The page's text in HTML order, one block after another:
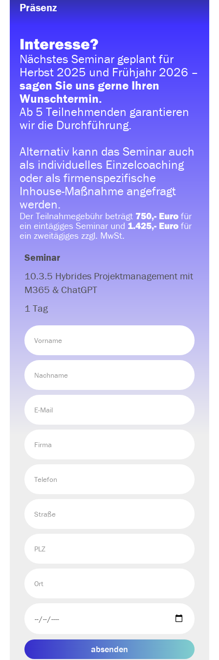
Präsenz
Interesse?
Nächstes Seminar geplant für
Herbst 2025 und Frühjahr 2026 –
sagen Sie uns gerne Ihren
Wunschtermin.
Ab 5 Teilnehmenden garantieren
wir die Durchführung.
Alternativ kann das Seminar auch
als individuelles Einzelcoaching
oder als firmenspezifische
Inhouse-Maßnahme angefragt
werden.
Der Teilnahmegebühr beträgt 750,- Euro für
ein eintägiges Seminar und 1.425,- Euro für
ein zweitägiges zzgl. MwSt.
Seminar
10.3.5 Hybrides Projektmanagement mit
M365 & ChatGPT
1 Tag
absenden